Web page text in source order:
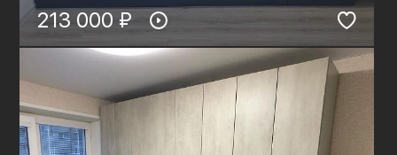
213 000 ₽